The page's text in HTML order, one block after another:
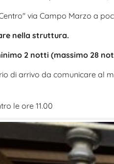
via Campo Marzo a
nella struttura.
2 notti (massimo 28
di arrivo da comunicare al
le ore 11.00